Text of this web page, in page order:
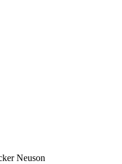
Neuson